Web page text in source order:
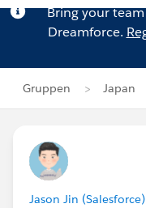
Bring your
Dreamforce.
Gruppen Japan
Jason Jin (Salesforce)